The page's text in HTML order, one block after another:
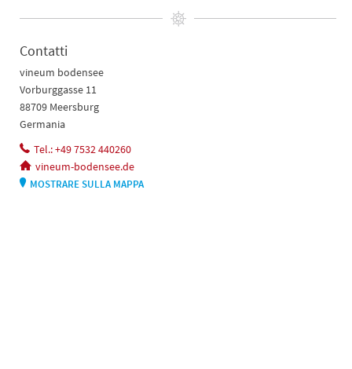
Contatti
vineum bodensee
Vorburggasse 11
88709 Meersburg
Germania
Tel.: +49 7532 440260
vineum-bodensee.de
MOSTRARE SULLA MAPPA